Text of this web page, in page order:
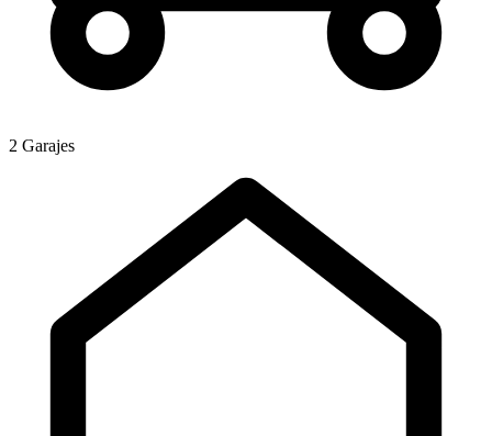
2 Garajes